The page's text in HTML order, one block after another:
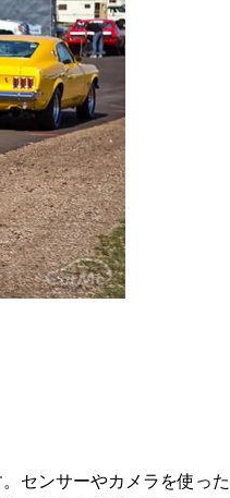
センサーやカメラを使った